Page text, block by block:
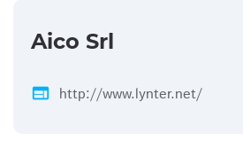
Aico Srl
web http://www.lynter.net/